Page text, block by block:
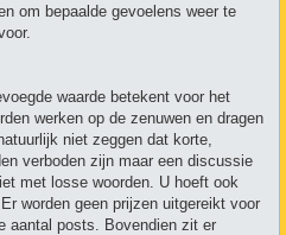
om bepaalde gevoelens weer te
waarde betekent voor het
werken op de zenuwen en dragen
niet zeggen dat korte,
verboden zijn maar een discussie
met losse woorden. U hoeft ook
worden geen prijzen uitgereikt voor
aantal posts. Bovendien zit er